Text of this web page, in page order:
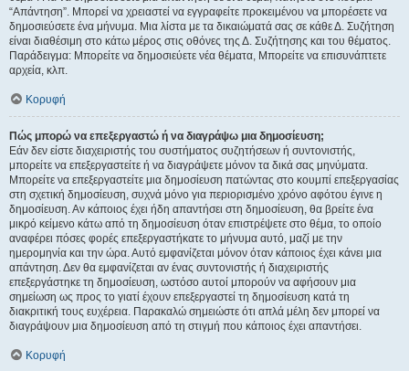
“Απάντηση”. Μπορεί να χρειαστεί να εγγραφείτε προκειμένου να μπορέσετε να
δημοσιεύσετε ένα μήνυμα. Μια λίστα με τα δικαιώματά σας σε κάθε Δ. Συζήτηση
είναι διαθέσιμη στο κάτω μέρος στις οθόνες της Δ. Συζήτησης και του θέματος.
Παράδειγμα: Μπορείτε να δημοσιεύετε νέα θέματα, Μπορείτε να επισυνάπτετε
αρχεία, κλπ.
Κορυφή
Πώς μπορώ να επεξεργαστώ ή να διαγράψω μια δημοσίευση;
Εάν δεν είστε διαχειριστής του συστήματος συζητήσεων ή συντονιστής,
μπορείτε να επεξεργαστείτε ή να διαγράψετε μόνον τα δικά σας μηνύματα.
Μπορείτε να επεξεργαστείτε μια δημοσίευση πατώντας στο κουμπί επεξεργασίας
στη σχετική δημοσίευση, συχνά μόνο για περιορισμένο χρόνο αφότου έγινε η
δημοσίευση. Αν κάποιος έχει ήδη απαντήσει στη δημοσίευση, θα βρείτε ένα
μικρό κείμενο κάτω από τη δημοσίευση όταν επιστρέψετε στο θέμα, το οποίο
αναφέρει πόσες φορές επεξεργαστήκατε το μήνυμα αυτό, μαζί με την
ημερομηνία και την ώρα. Αυτό εμφανίζεται μόνον όταν κάποιος έχει κάνει μια
απάντηση. Δεν θα εμφανίζεται αν ένας συντονιστής ή διαχειριστής
επεξεργάστηκε τη δημοσίευση, ωστόσο αυτοί μπορούν να αφήσουν μια
σημείωση ως προς το γιατί έχουν επεξεργαστεί τη δημοσίευση κατά τη
διακριτική τους ευχέρεια. Παρακαλώ σημειώστε ότι απλά μέλη δεν μπορεί να
διαγράψουν μια δημοσίευση από τη στιγμή που κάποιος έχει απαντήσει.
Κορυφή